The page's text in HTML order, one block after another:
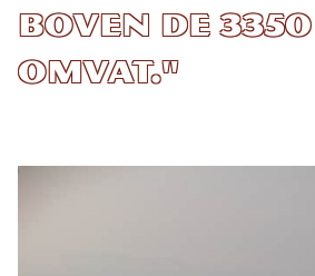
boven de
omvat."